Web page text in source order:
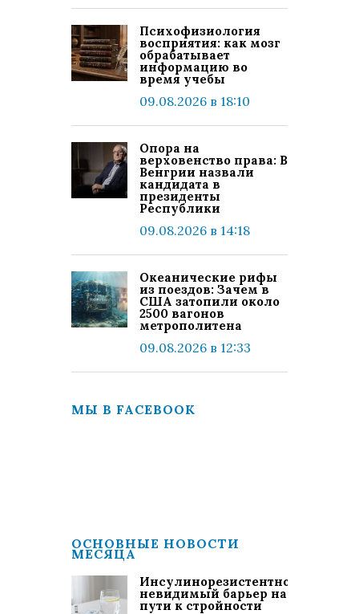
Психофизиология
восприятия: как мозг
обрабатывает
информацию во
время учебы
09.08.2026 в 18:10
Опора на
верховенство права: В
Венгрии назвали
кандидата в
президенты
Республики
09.08.2026 в 14:18
Океанические рифы
из поездов: Зачем в
США затопили около
2500 вагонов
метрополитена
09.08.2026 в 12:33
МЫ В FACEBOOK
ОСНОВНЫЕ НОВОСТИ
МЕСЯЦА
Инсулинорезистентность:
невидимый барьер на
пути к стройности